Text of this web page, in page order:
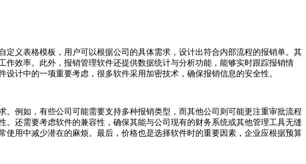
义表格模板，用户可以根据公司的具体需求，设计出符合内部流程的报销单。其
效率。此外，报销管理软件还提供数据统计与分析功能，能够实时跟踪报销情
计中的一项重要考虑，很多软件采用加密技术，确保报销信息的安全性。
例如，有些公司可能需要支持多种报销类型，而其他公司则可能更注重审批流程
还需要考虑软件的兼容性，确保其能与公司现有的财务系统或其他管理工具无缝
用中减少潜在的麻烦。最后，价格也是选择软件时的重要因素，企业应根据预算